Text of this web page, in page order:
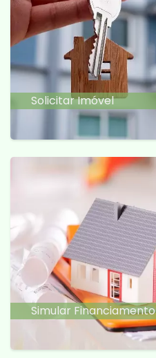
Solicitar Imóvel
Simular Financiamento